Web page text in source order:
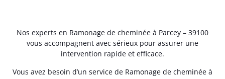
Nos experts en Ramonage de cheminée à Parcey – 39100
vous accompagnent avec sérieux pour assurer une
intervention rapide et efficace.
Vous avez besoin d’un service de Ramonage de cheminée à